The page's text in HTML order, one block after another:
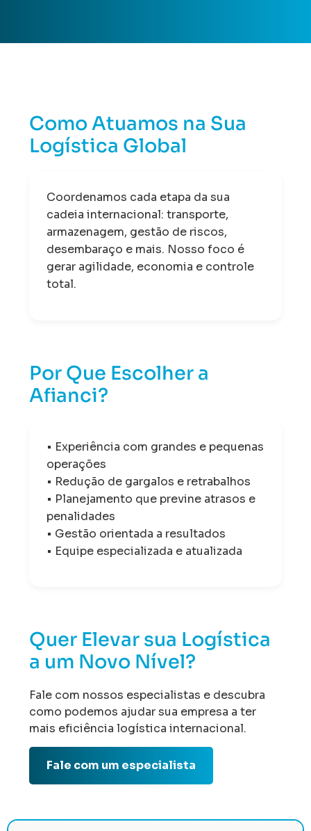
Como Atuamos na Sua
Logística Global
Coordenamos cada etapa da sua
cadeia internacional: transporte,
armazenagem, gestão de riscos,
desembaraço e mais. Nosso foco é
gerar agilidade, economia e controle
total.
Por Que Escolher a
Afianci?
• Experiência com grandes e pequenas
operações
• Redução de gargalos e retrabalhos
• Planejamento que previne atrasos e
penalidades
• Gestão orientada a resultados
• Equipe especializada e atualizada
Quer Elevar sua Logística
a um Novo Nível?
Fale com nossos especialistas e descubra
como podemos ajudar sua empresa a ter
mais eficiência logística internacional.
Fale com um especialista